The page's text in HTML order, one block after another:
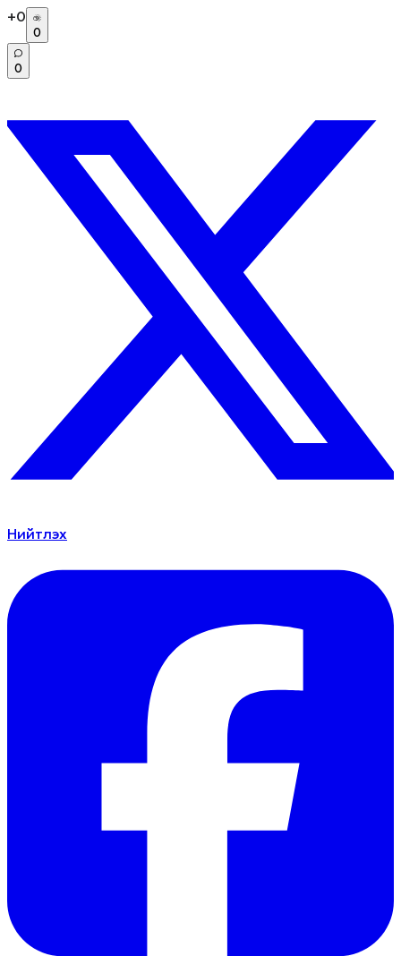
+0
0
0
Нийтлэх